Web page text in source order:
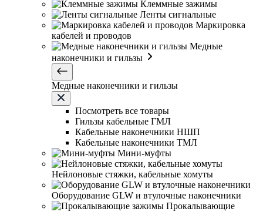
Клеммные зажимы
Ленты сигнальные
Маркировка
кабелей и проводов
Медные
наконечники и гильзы
Медные наконечники и гильзы
Посмотреть все товары
Гильзы кабельные ГМЛ
Кабельные наконечники НШП
Кабельные наконечники ТМЛ
Мини-муфты
Нейлоновые стяжки, кабельные хомуты
Оборудование GLW и втулочные наконечники
Прокалывающие